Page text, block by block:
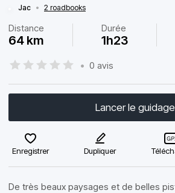
Jac • 2 roadbooks
Distance
64 km
Durée
1h23
• 0 avis
Lancer le guidage
Enregistrer Dupliquer
De très beaux paysages et de belles